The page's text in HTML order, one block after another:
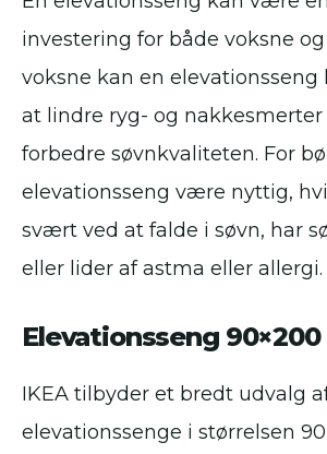
investering for både voksne
voksne kan en
at lindre ryg- og
forbedre søvnkvaliteten. For
elevationsseng være nyttig,
svært ved at falde i søvn, har
eller lider af astma eller allergi.
Elevationsseng 90×200
IKEA tilbyder et bredt udvalg
elevationssenge i størrelsen